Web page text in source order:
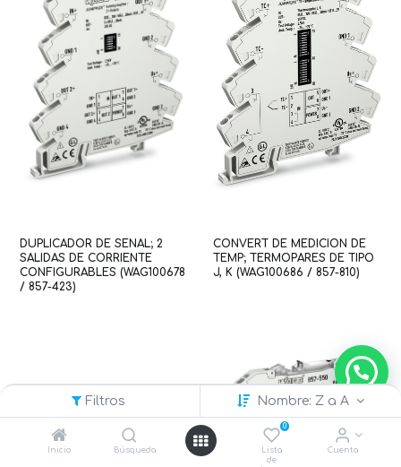
Filtros Nombre: Z a A
Inicio Búsqueda
0
Lista
de
Cuenta
DUPLICADOR DE SENAL; 2
SALIDAS DE CORRIENTE
CONFIGURABLES (WAG100678
/ 857-423)
CONVERT DE MEDICION DE
TEMP; TERMOPARES DE TIPO
J, K (WAG100686 / 857-810)